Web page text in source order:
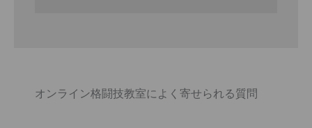
オンライン格闘技教室によく寄せられる質問